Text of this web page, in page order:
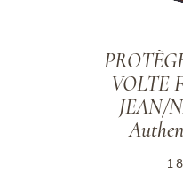
VOLTE
JEAN/